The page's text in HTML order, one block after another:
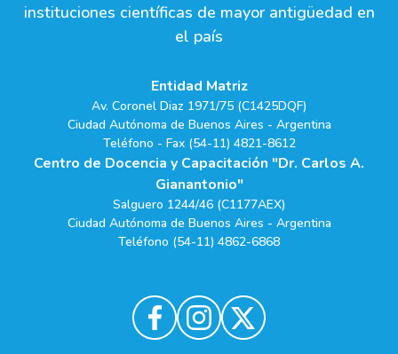
instituciones científicas de mayor antigüedad en
el país
Entidad Matriz
Av. Coronel Diaz 1971/75 (C1425DQF)
Ciudad Autónoma de Buenos Aires - Argentina
Teléfono - Fax (54-11) 4821-8612
Centro de Docencia y Capacitación "Dr. Carlos A.
Gianantonio"
Salguero 1244/46 (C1177AEX)
Ciudad Autónoma de Buenos Aires - Argentina
Teléfono (54-11) 4862-6868